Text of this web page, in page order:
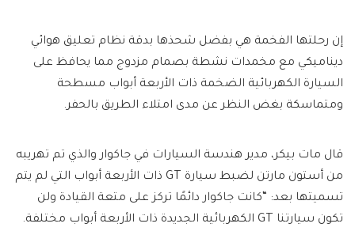
إن رحلتها الفخمة هي بفضل شحذها بدقة نظام تعليق هوائي
ديناميكي مع مخمدات نشطة بصمام مزدوج مما يحافظ على
السيارة الكهربائية الضخمة ذات الأربعة أبواب مسطحة
ومتماسكة بغض النظر عن مدى امتلاء الطريق بالحفر.
قال مات بيكر، مدير هندسة السيارات في جاكوار والذي تم تهريبه
من أستون مارتن لضبط سيارة GT ذات الأربعة أبواب التي لم يتم
تسميتها بعد: “كانت جاكوار دائمًا تركز على متعة القيادة ولن
تكون سيارتنا GT الكهربائية الجديدة ذات الأربعة أبواب مختلفة.